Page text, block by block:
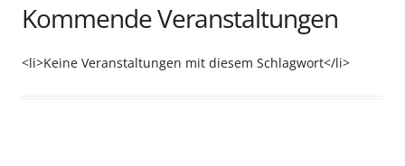
Kommende Veranstaltungen
<li>Keine Veranstaltungen mit diesem Schlagwort</li>